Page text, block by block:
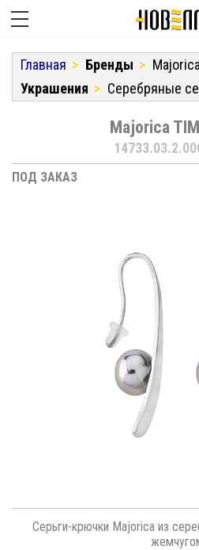
Главная Бренды Majorica
Украшения
Серебряные
Majorica
ПОД ЗАКАЗ
Серьги-крючки Majorica из